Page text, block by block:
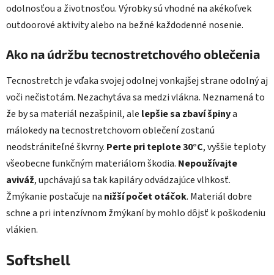
odolnosťou a životnosťou. Výrobky sú vhodné na akékoľvek
outdoorové aktivity alebo na bežné každodenné nosenie.
Ako na údržbu tecnostretchového oblečenia
Tecnostretch je vďaka svojej odolnej vonkajšej strane odolný aj
voči nečistotám. Nezachytáva sa medzi vlákna. Neznamená to
že by sa materiál nezašpinil, ale lepšie sa zbaví špinya
málokedy na tecnostretchovom oblečení zostanú
neodstrániteľné škvrny. Perte pri teplote 30°C, vyššie teploty
všeobecne funkčným materiálom škodia. Nepoužívajte
aviváž, upchávajú sa tak kapiláry odvádzajúce vlhkosť.
Žmýkanie postačuje na nižší počet otáčok. Materiál dobre
schne a pri intenzívnom žmýkaní by mohlo dôjsť k poškodeniu
vlákien.
Softshell